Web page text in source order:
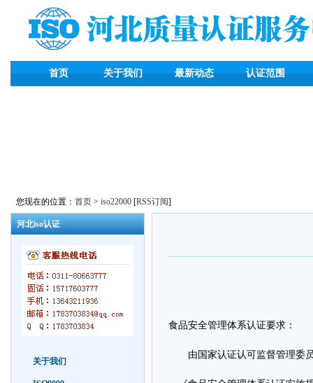
首页 关于我们 最新动态 认证范围
您现在的位置： 首页 > iso22000 [RSS订阅]
河北iso认证
关于我们
食品安全管理体系认证要求：
由国家认证认可监督管理委员